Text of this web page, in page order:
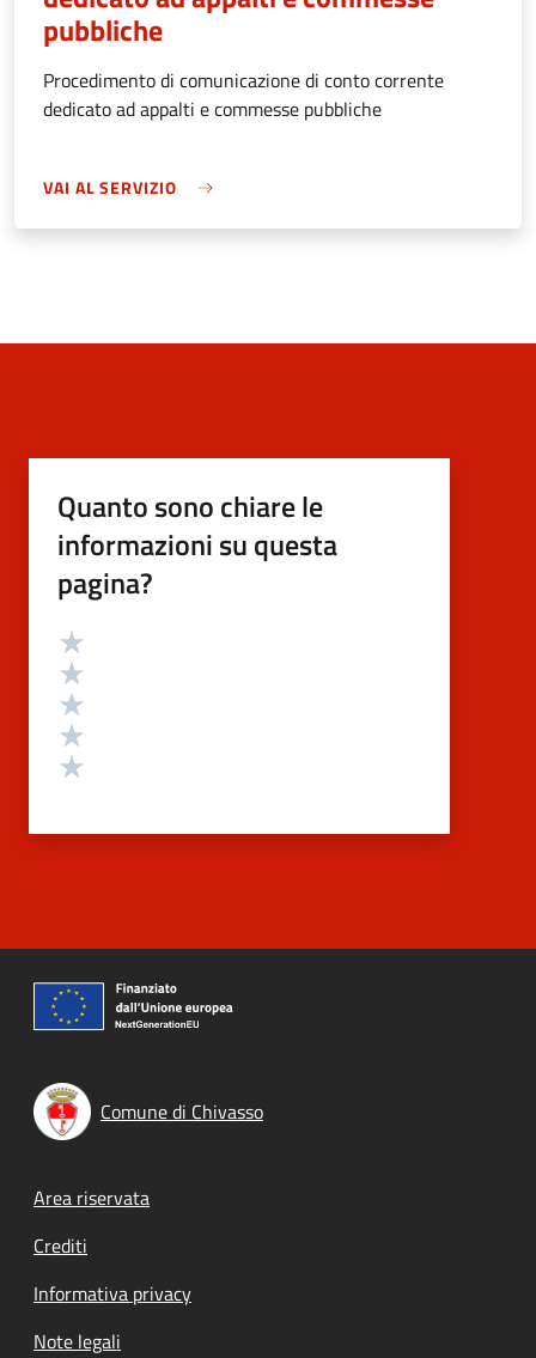
pubbliche
Procedimento di comunicazione di conto corrente
dedicato ad appalti e commesse pubbliche
VAI AL SERVIZIO
Quanto sono chiare le
informazioni su questa
pagina?
Valutazione
Comune di Chivasso
Footer menu
Area riservata
Crediti
Informativa privacy
Note legali